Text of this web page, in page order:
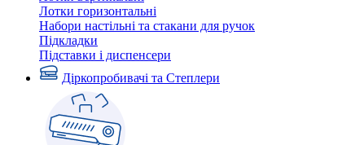
Лотки горизонтальні
Набори настільні та стакани для ручок
Підкладки
Підставки і диспенсери
Діркопробивачі та Степлери